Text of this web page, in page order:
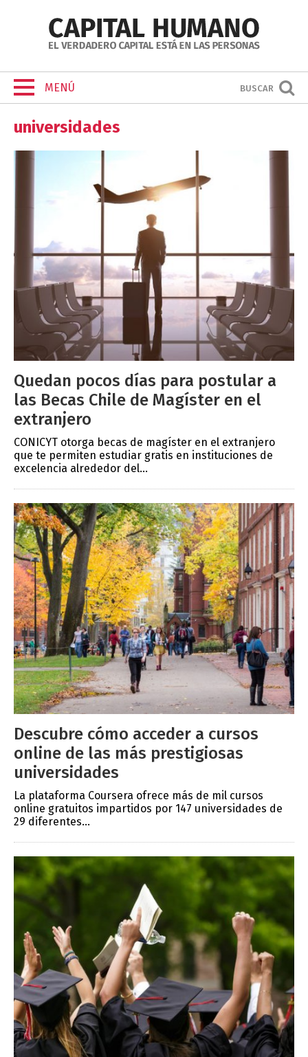
MENÚ BUSCAR
universidades
Quedan pocos días para postular a
las Becas Chile de Magíster en el
extranjero
CONICYT otorga becas de magíster en el extranjero
que te permiten estudiar gratis en instituciones de
excelencia alrededor del...
Descubre cómo acceder a cursos
online de las más prestigiosas
universidades
La plataforma Coursera ofrece más de mil cursos
online gratuitos impartidos por 147 universidades de
29 diferentes...